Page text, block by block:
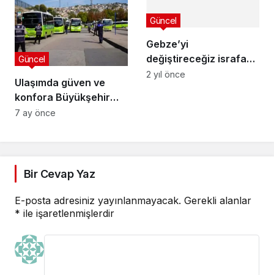
Ulaşımda güven ve
konfora Büyükşehir
imzası
Güncel
7 ay önce
Gebze’yi
değiştireceğiz israfa
son vereceğiz”
Güncel
2 yıl önce
Bir Cevap Yaz
E-posta adresiniz yayınlanmayacak. Gerekli alanlar
* ile işaretlenmişlerdir